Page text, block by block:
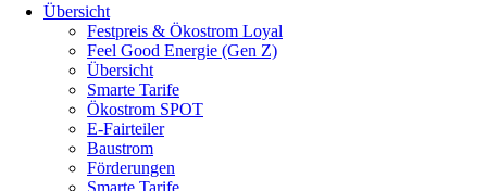
Übersicht
Festpreis & Ökostrom Loyal
Feel Good Energie (Gen Z)
Übersicht
Smarte Tarife
Ökostrom SPOT
E-Fairteiler
Baustrom
Förderungen
Smarte Tarife